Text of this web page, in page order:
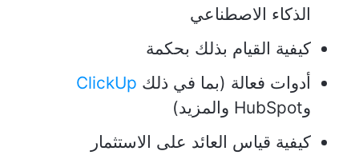
الذكاء الاصطناعي
كيفية القيام بذلك بحكمة
أدوات فعالة (بما في ذلك ClickUp
وHubSpot والمزيد)
كيفية قياس العائد على الاستثمار